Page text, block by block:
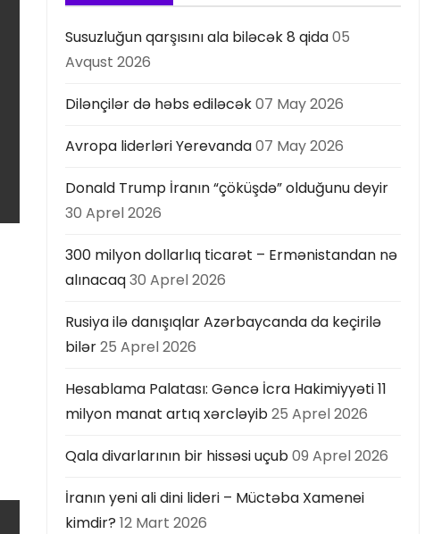
Susuzluğun qarşısını ala biləcək 8 qida05
Avqust 2026
Dilənçilər də həbs ediləcək07 May 2026
Avropa liderləri Yerevanda07 May 2026
Donald Trump İranın “çöküşdə” olduğunu deyir
30 Aprel 2026
300 milyon dollarlıq ticarət – Ermənistandan nə
alınacaq30 Aprel 2026
Rusiya ilə danışıqlar Azərbaycanda da keçirilə
bilər25 Aprel 2026
Hesablama Palatası: Gəncə İcra Hakimiyyəti 11
milyon manat artıq xərcləyib25 Aprel 2026
Qala divarlarının bir hissəsi uçub09 Aprel 2026
İranın yeni ali dini lideri – Müctəba Xamenei
kimdir? 12 Mart 2026